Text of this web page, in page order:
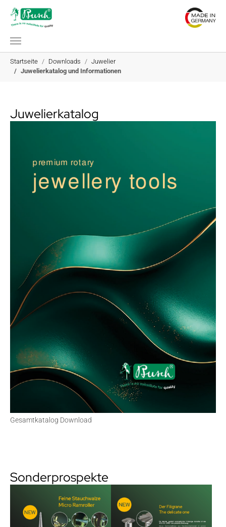
Zum Hauptinhalt springen
Sie sind hier:
Startseite
Downloads
Juwelier
Juwelierkatalog und Informationen
Gesamtkatalog Download
Juwelierkatalog
Sonderprospekte